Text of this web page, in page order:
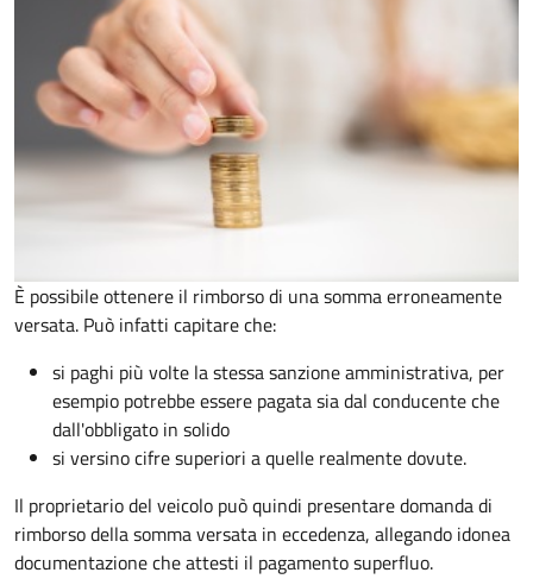
È possibile ottenere il rimborso di una somma erroneamente
versata. Può infatti capitare che:
si paghi più volte la stessa sanzione amministrativa, per
esempio potrebbe essere pagata sia dal conducente che
dall'obbligato in solido
si versino cifre superiori a quelle realmente dovute.
Il proprietario del veicolo può quindi presentare domanda di
rimborso della somma versata in eccedenza, allegando idonea
documentazione che attesti il pagamento superfluo.